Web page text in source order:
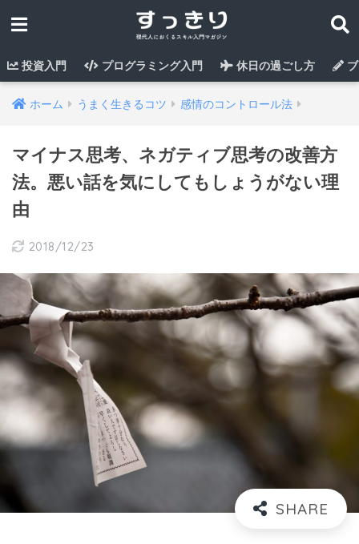
投資入門 プログラミング入門 休日の過ごし方
ホーム うまく生きるコツ 感情のコントロール法
マイナス思考、ネガティブ思考の改善方
法。悪い話を気にしてもしょうがない理
由
2018/12/23